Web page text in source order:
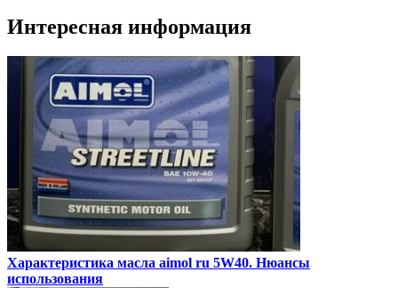
Интересная информация
Характеристика масла aimol ru 5W40. Нюансы
использования